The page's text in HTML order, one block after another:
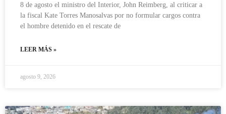
8 de agosto el ministro del Interior, John Reimberg, al criticar a
la fiscal Kate Torres Manosalvas por no formular cargos contra
el hombre detenido en el rescate de
LEER MÁS »
agosto 9, 2026